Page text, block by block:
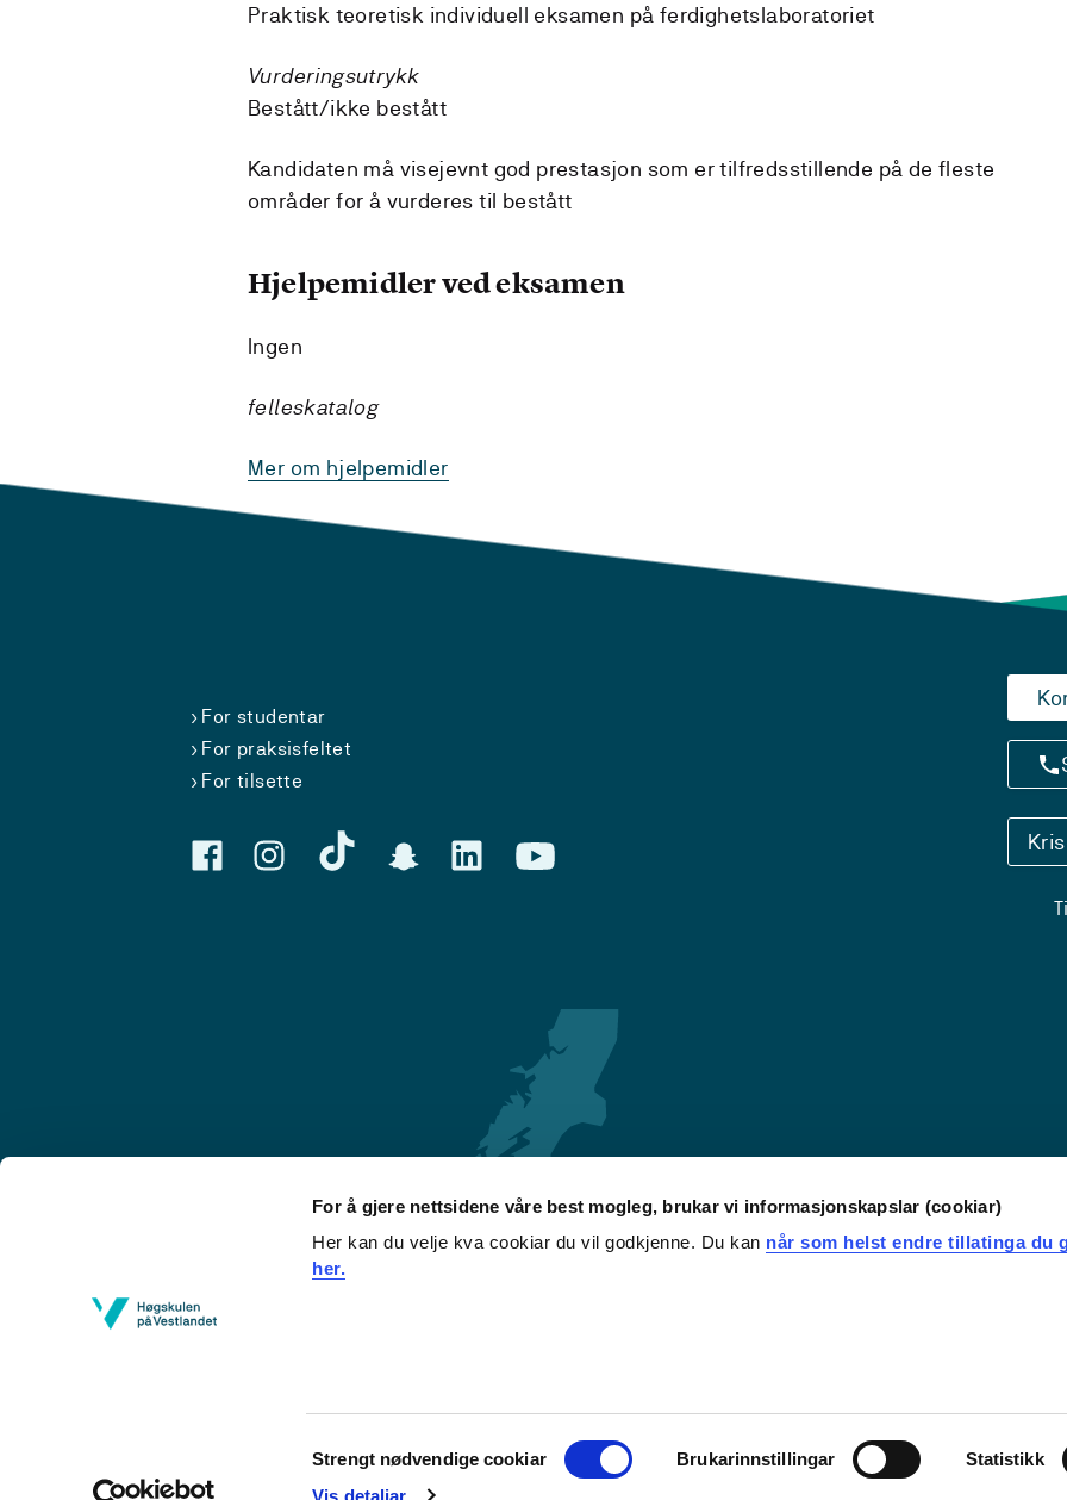
For å gjere nettsidene våre best mogleg, brukar vi informasjonskapslar (cookiar)
Her kan du velje kva cookiar du vil godkjenne. Du kan når som helst endre tillatinga du
her.
Selection
Strengt nødvendige cookiar Brukarinnstillingar
Statistikk
Vis detaljar
Praktisk teoretisk individuell eksamen på ferdighetslaboratoriet
Vurderingsutrykk
Bestått/ikke bestått
Kandidaten må visejevnt god prestasjon som er tilfredsstillende på de fleste
områder for å vurderes til bestått
Hjelpemidler ved eksamen
Ingen
felleskatalog
Mer om hjelpemidler
For studentar
For praksisfeltet
For tilsette